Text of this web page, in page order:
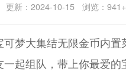
更新：2024-10-15 浏览：
梦大集结无限金币内置
一起组队，带上你最爱的